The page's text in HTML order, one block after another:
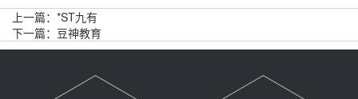
上一篇： *ST九有
下一篇： 豆神教育